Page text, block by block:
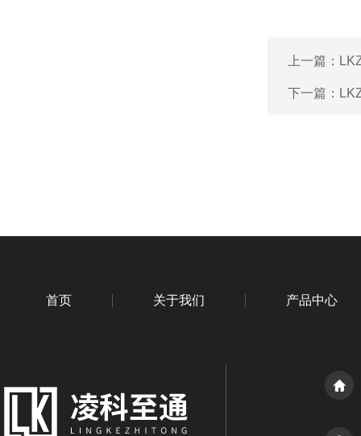
上一篇：
下一篇：
首页 关于我们 产品中心